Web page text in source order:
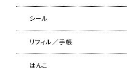
シール
リフィル／手帳
はんこ